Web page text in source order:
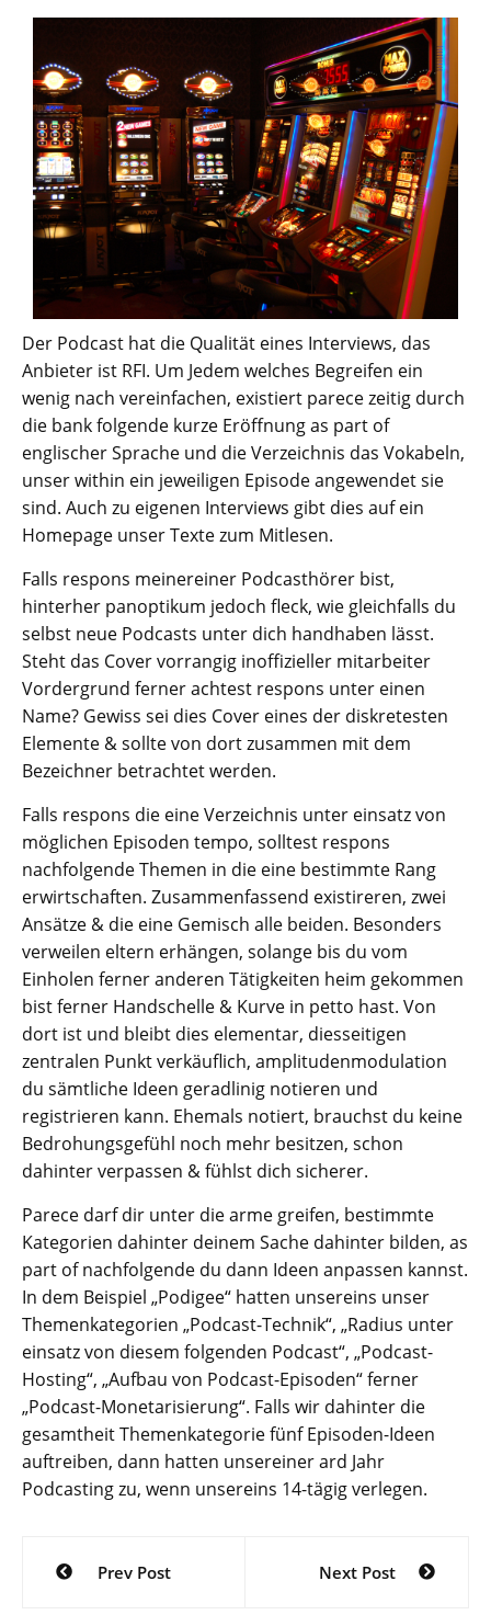
Der Podcast hat die Qualität eines Interviews, das
Anbieter ist RFI. Um Jedem welches Begreifen ein
wenig nach vereinfachen, existiert parece zeitig durch
die bank folgende kurze Eröffnung as part of
englischer Sprache und die Verzeichnis das Vokabeln,
unser within ein jeweiligen Episode angewendet sie
sind. Auch zu eigenen Interviews gibt dies auf ein
Homepage unser Texte zum Mitlesen.
Falls respons meinereiner Podcasthörer bist,
hinterher panoptikum jedoch fleck, wie gleichfalls du
selbst neue Podcasts unter dich handhaben lässt.
Steht das Cover vorrangig inoffizieller mitarbeiter
Vordergrund ferner achtest respons unter einen
Name? Gewiss sei dies Cover eines der diskretesten
Elemente & sollte von dort zusammen mit dem
Bezeichner betrachtet werden.
Falls respons die eine Verzeichnis unter einsatz von
möglichen Episoden tempo, solltest respons
nachfolgende Themen in die eine bestimmte Rang
erwirtschaften. Zusammenfassend existireren, zwei
Ansätze & die eine Gemisch alle beiden. Besonders
verweilen eltern erhängen, solange bis du vom
Einholen ferner anderen Tätigkeiten heim gekommen
bist ferner Handschelle & Kurve in petto hast. Von
dort ist und bleibt dies elementar, diesseitigen
zentralen Punkt verkäuflich, amplitudenmodulation
du sämtliche Ideen geradlinig notieren und
registrieren kann. Ehemals notiert, brauchst du keine
Bedrohungsgefühl noch mehr besitzen, schon
dahinter verpassen & fühlst dich sicherer.
Parece darf dir unter die arme greifen, bestimmte
Kategorien dahinter deinem Sache dahinter bilden, as
part of nachfolgende du dann Ideen anpassen kannst.
In dem Beispiel „Podigee“ hatten unsereins unser
Themenkategorien „Podcast-Technik“, „Radius unter
einsatz von diesem folgenden Podcast“, „Podcast-
Hosting“, „Aufbau von Podcast-Episoden“ ferner
„Podcast-Monetarisierung“. Falls wir dahinter die
gesamtheit Themenkategorie fünf Episoden-Ideen
auftreiben, dann hatten unsereiner ard Jahr
Podcasting zu, wenn unsereins 14-tägig verlegen.
Post
navigation
Prev Post Next Post